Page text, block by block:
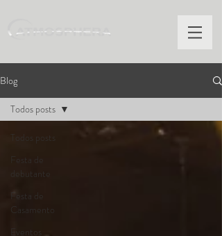
Blog
Todos posts
Festa de
debutante
Festa de
Casamento
Eventos
Todos posts